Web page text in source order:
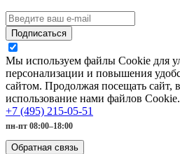
Подписаться
Мы используем файлы Cookie для
персонализации и повышения
сайтом. Продолжая посещать сайт,
использование нами файлов Cookie.
+7 (495) 215-05-51
пн-пт 08:00–18:00
Обратная связь